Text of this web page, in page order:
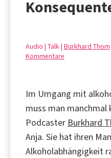
Audio | Talk | Burkhard Thom
Kommentare
Im Umgang mit
muss man manchmal
Podcaster Burkhard
Anja. Sie hat ihren
Alkoholabhängigkeit